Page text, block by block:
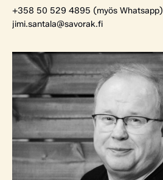
+358 50 529 4895 (myös Whatsapp)
jimi.santala@savorak.fi